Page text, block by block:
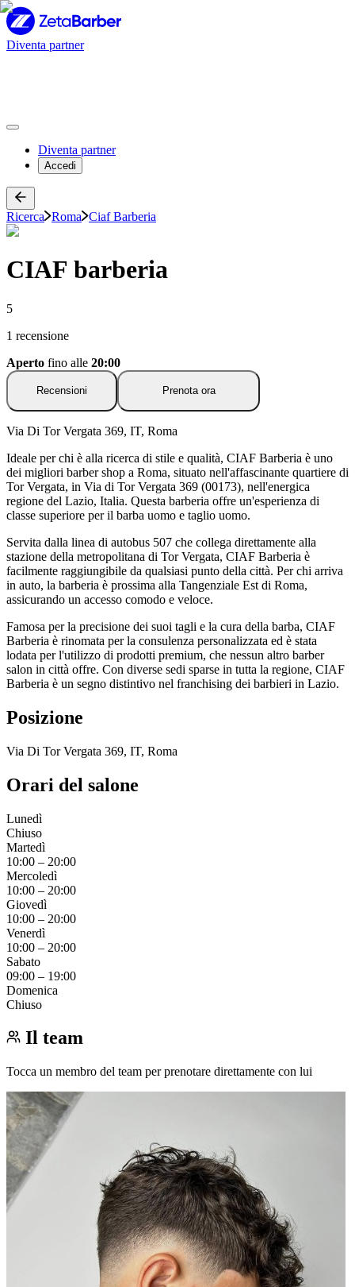
Diventa partner
Diventa partner
Accedi
Ricerca Roma Ciaf Barberia
CIAF barberia
5
1 recensione
Aperto fino alle 20:00
Recensioni Prenota ora
Via Di Tor Vergata 369, IT, Roma
Ideale per chi è alla ricerca di stile e qualità, CIAF Barberia è uno
dei migliori barber shop a Roma, situato nell'affascinante quartiere di
Tor Vergata, in Via di Tor Vergata 369 (00173), nell'energica
regione del Lazio, Italia. Questa barberia offre un'esperienza di
classe superiore per il barba uomo e taglio uomo.
Servita dalla linea di autobus 507 che collega direttamente alla
stazione della metropolitana di Tor Vergata, CIAF Barberia è
facilmente raggiungibile da qualsiasi punto della città. Per chi arriva
in auto, la barberia è prossima alla Tangenziale Est di Roma,
assicurando un accesso comodo e veloce.
Famosa per la precisione dei suoi tagli e la cura della barba, CIAF
Barberia è rinomata per la consulenza personalizzata ed è stata
lodata per l'utilizzo di prodotti premium, che nessun altro barber
salon in città offre. Con diverse sedi sparse in tutta la regione, CIAF
Barberia è un segno distintivo nel franchising dei barbieri in Lazio.
Posizione
Via Di Tor Vergata 369, IT, Roma
Orari del salone
Lunedì
Chiuso
Martedì
10:00 – 20:00
Mercoledì
10:00 – 20:00
Giovedì
10:00 – 20:00
Venerdì
10:00 – 20:00
Sabato
09:00 – 19:00
Domenica
Chiuso
Il team
Tocca un membro del team per prenotare direttamente con lui